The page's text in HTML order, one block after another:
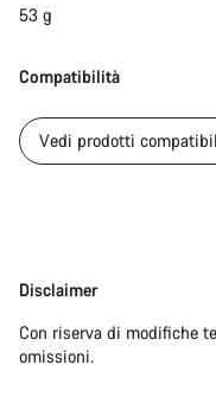
53 g
Compatibilità
Vedi prodotti
Disclaimer
Disclaimer
Con riserva di modifiche
omissioni.